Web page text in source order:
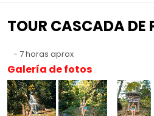
TOUR CASCADA DE
- 7 horas aprox
Galería de fotos